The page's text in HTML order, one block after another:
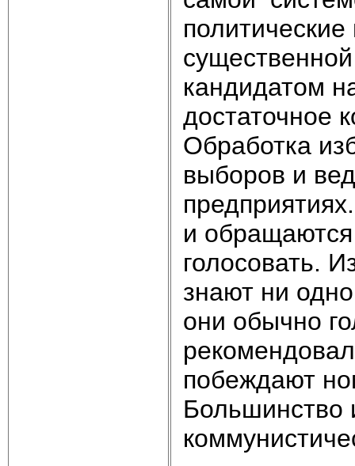
кандидатом
достаточное
Обработка
выборов и
и
голосовать.
знают ни
они обычно
побеждают
Большинство